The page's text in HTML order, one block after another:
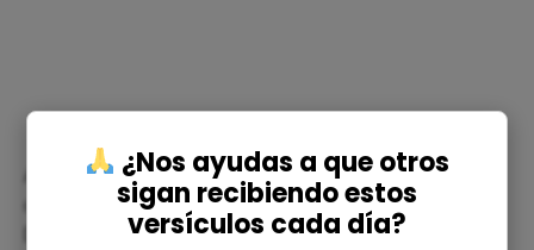
Apocalipsis 18:8 nos llama a vivir en santidad y a
construir nuestras vidas sobre la base de Cristo.
Debemos buscar primero el Reino de Dios y su
¿Nos ayudas a que otros
sigan recibiendo estos
versículos cada día?